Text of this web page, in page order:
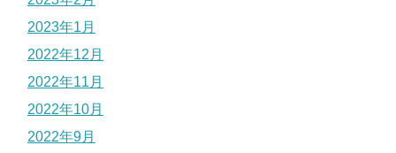
2023年1月
2022年12月
2022年11月
2022年10月
2022年9月